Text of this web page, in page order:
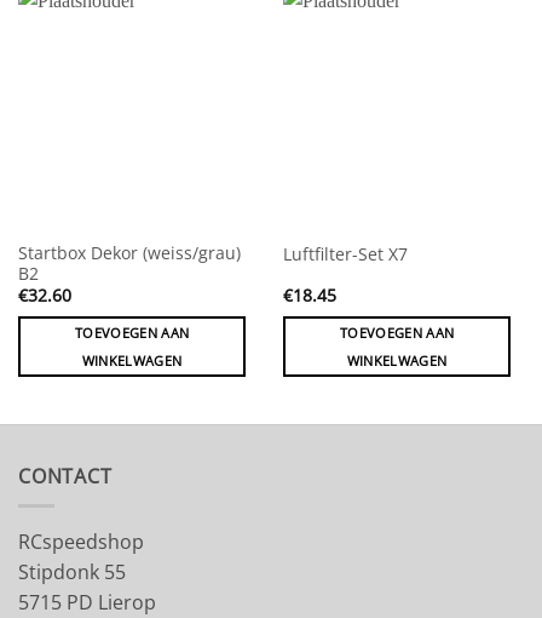
Startbox Dekor (weiss/grau)
B2
€32.60
TOEVOEGEN AAN
WINKELWAGEN
Luftfilter-Set X7
€18.45
TOEVOEGEN AAN
WINKELWAGEN
CONTACT
RCspeedshop
Stipdonk 55
5715 PD Lierop